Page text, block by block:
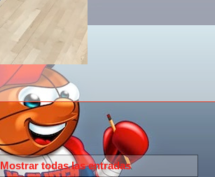
Mostrar todas las entradas